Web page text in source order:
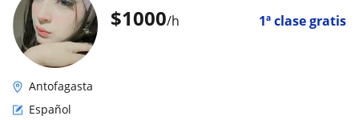
$1000/h 1ª clase gratis
Antofagasta
Español